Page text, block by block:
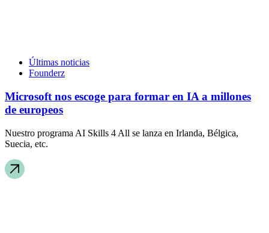
Últimas noticias
Founderz
Microsoft nos escoge para formar en IA a millones
de europeos
Nuestro programa AI Skills 4 All se lanza en Irlanda, Bélgica,
Suecia, etc.